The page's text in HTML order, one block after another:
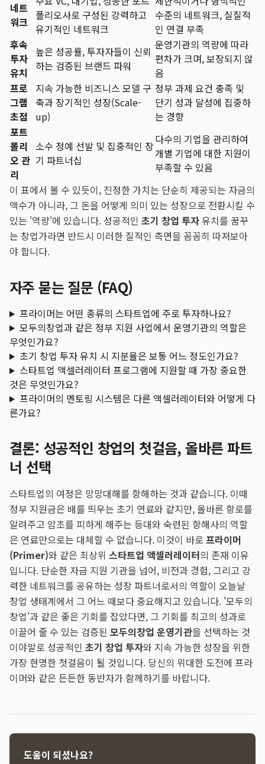
네트
워크
폴리오사로 구성된 강력하고
유기적인 네트워크
수준의 네트워크, 실질적
인 연결 부족
후속
투자
유치
높은 성공률, 투자자들이 신뢰
하는 검증된 브랜드 파워
운영기관의 역량에 따라
편차가 크며, 보장되지 않
음
프로
그램
초점
지속 가능한 비즈니스 모델 구
축과 장기적인 성장(Scale-
up)
정부 과제 요건 충족 및
단기 성과 달성에 집중하
는 경향
포트
폴리
오 관
리
소수 정예 선발 및 집중적인 장
기 파트너십
다수의 기업을 관리하여
개별 기업에 대한 지원이
부족할 수 있음
이 표에서 볼 수 있듯이, 진정한 가치는 단순히 제공되는 자금의
액수가 아니라, 그 돈을 어떻게 의미 있는 성장으로 전환시킬 수
있는 '역량'에 있습니다. 성공적인 초기 창업 투자유치를 꿈꾸
는 창업가라면 반드시 이러한 질적인 측면을 꼼꼼히 따져보아
야 합니다.
자주 묻는 질문 (FAQ)
프라이머는 어떤 종류의 스타트업에 주로 투자하나요?
모두의창업과 같은 정부 지원 사업에서 운영기관의 역할은
무엇인가요?
초기 창업 투자 유치 시 지분율은 보통 어느 정도인가요?
스타트업 액셀러레이터 프로그램에 지원할 때 가장 중요한
것은 무엇인가요?
프라이머의 멘토링 시스템은 다른 액셀러레이터와 어떻게 다
른가요?
결론: 성공적인 창업의 첫걸음, 올바른 파트
너 선택
스타트업의 여정은 망망대해를 항해하는 것과 같습니다. 이때
정부 지원금은 배를 띄우는 초기 연료와 같지만, 올바른 항로를
알려주고 암초를 피하게 해주는 등대와 숙련된 항해사의 역할
은 연료만으로는 대체할 수 없습니다. 이것이 바로 프라이머
(Primer)와 같은 최상위 스타트업 액셀러레이터의 존재 이유
입니다. 단순한 자금 지원 기관을 넘어, 비전과 경험, 그리고 강
력한 네트워크를 공유하는 성장 파트너로서의 역할이 오늘날
창업 생태계에서 그 어느 때보다 중요해지고 있습니다. '모두의
창업'과 같은 좋은 기회를 잡았다면, 그 기회를 최고의 성과로
이끌어 줄 수 있는 검증된 모두의창업 운영기관을 선택하는 것
이야말로 성공적인 초기 창업 투자와 지속 가능한 성장을 위한
가장 현명한 첫걸음이 될 것입니다. 당신의 위대한 도전에 프라
이머와 같은 든든한 동반자가 함께하기를 바랍니다.
도움이 되셨나요?